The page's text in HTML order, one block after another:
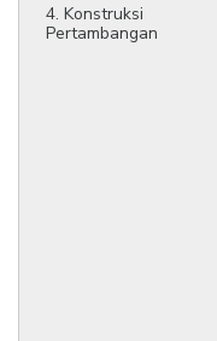
4. Konstruksi
Pertambangan